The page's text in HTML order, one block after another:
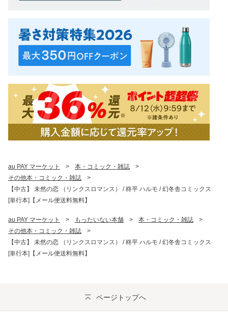
au PAY マーケット > 本・コミック・雑誌
>
その他本・コミック・雑誌
>
【中古】 未然の恋 （リンクスロマンス） / 柊平 ハルモ / 幻冬舎コミックス
[単行本]【メール便送料無料】
au PAY マーケット > もったいない本舗 > 本・コミック・雑誌
>
その他本・コミック・雑誌
>
【中古】 未然の恋 （リンクスロマンス） / 柊平 ハルモ / 幻冬舎コミックス
[単行本]【メール便送料無料】
ページトップへ